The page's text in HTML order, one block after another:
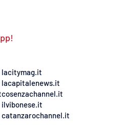
lacitymag.it
lacapitalenews.it
cosenzachannel.it
ilvibonese.it
catanzarochannel.it